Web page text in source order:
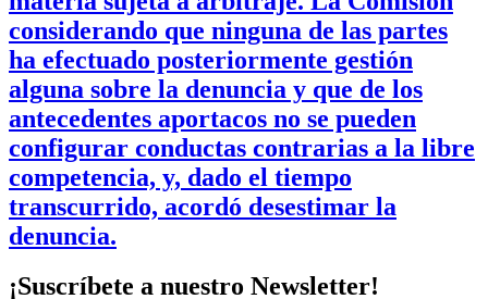
considerando que ninguna de las partes
ha efectuado posteriormente gestión
alguna sobre la denuncia y que de los
antecedentes aportacos no se pueden
configurar conductas contrarias a la libre
competencia, y, dado el tiempo
transcurrido, acordó desestimar la
denuncia.
¡Suscríbete a nuestro Newsletter!